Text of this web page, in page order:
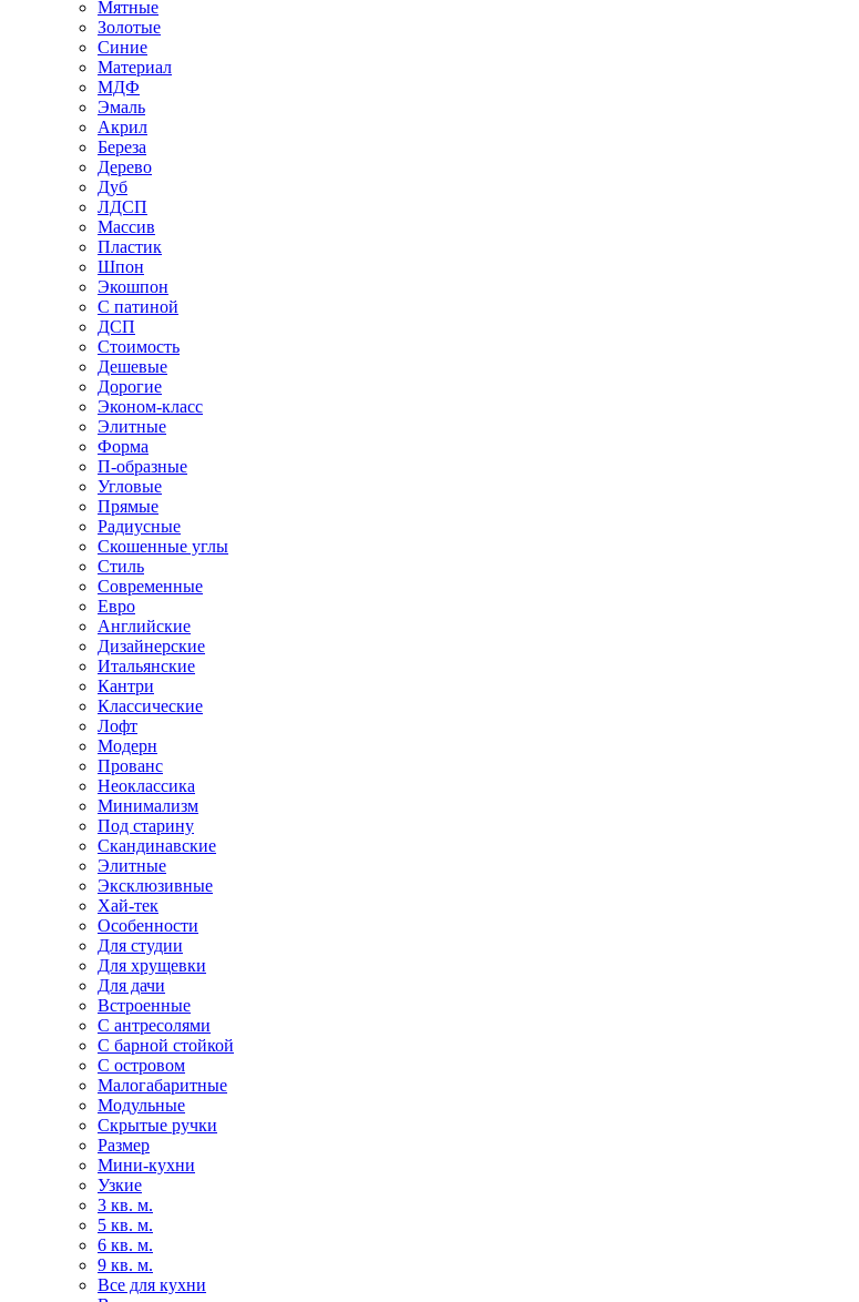
Мятные
Золотые
Синие
Материал
МДФ
Эмаль
Акрил
Береза
Дерево
Дуб
ЛДСП
Массив
Пластик
Шпон
Экошпон
С патиной
ДСП
Стоимость
Дешевые
Дорогие
Эконом-класс
Элитные
Форма
П-образные
Угловые
Прямые
Радиусные
Скошенные углы
Стиль
Современные
Евро
Английские
Дизайнерские
Итальянские
Кантри
Классические
Лофт
Модерн
Прованс
Неоклассика
Минимализм
Под старину
Скандинавские
Элитные
Эксклюзивные
Хай-тек
Особенности
Для студии
Для хрущевки
Для дачи
Встроенные
С антресолями
С барной стойкой
С островом
Малогабаритные
Модульные
Скрытые ручки
Размер
Мини-кухни
Узкие
3 кв. м.
5 кв. м.
6 кв. м.
9 кв. м.
Все для кухни